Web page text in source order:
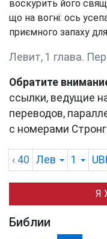
воскурить його
що на вогні: ось
приємного запаху
Левит, 1 глава.
Обратите
ссылки, ведущие
переводов,
с номерами
‹ 40 Лев 1
Я
Библии